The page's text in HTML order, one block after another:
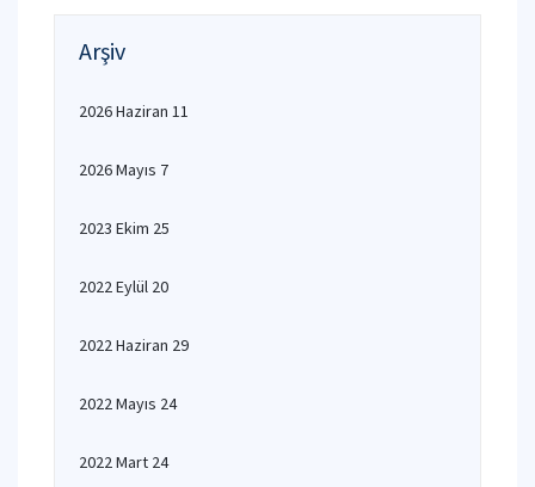
Arşiv
2026 Haziran 11
2026 Mayıs 7
2023 Ekim 25
2022 Eylül 20
2022 Haziran 29
2022 Mayıs 24
2022 Mart 24